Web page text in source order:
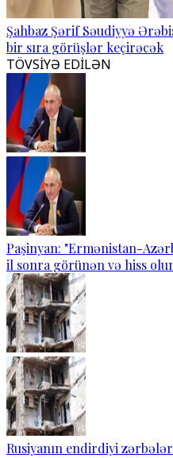
Şahbaz Şərif Səudiyyə
bir sıra görüşlər keçirəcək
TÖVSİYƏ EDİLƏN
Paşinyan: "Ermənistan-
il sonra görünən və hiss
Rusiyanın endirdiyi zərbələr